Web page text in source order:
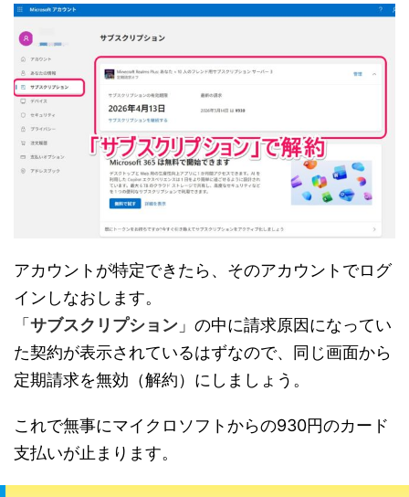
アカウントが特定できたら、そのアカウントでログ
インしなおします。
「 サブスクリプション 」の中に請求原因になってい
た契約が表示されているはずなので、同じ画面から
定期請求を無効（解約）にしましょう。
これで無事にマイクロソフトからの930円のカード
支払いが止まります。